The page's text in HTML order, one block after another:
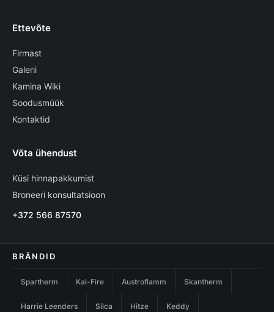
Ettevõte
Firmast
Galerii
Kamina Wiki
Soodusmüük
Kontaktid
Võta ühendust
Küsi hinnapakkumist
Broneeri konsultatsioon
+372 566 87570
BRÄNDID
Spartherm Kal-Fire Austroflamm Skantherm
Harrie Leenders Silca Hitze Keddy